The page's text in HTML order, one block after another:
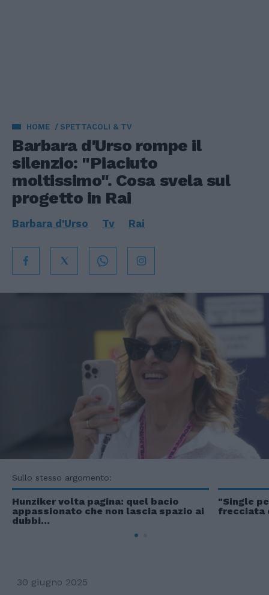
HOME SPETTACOLI & TV
Barbara d'Urso rompe il
silenzio: "Piaciuto
moltissimo". Cosa svela sul
progetto in Rai
Barbara d'Urso Tv Rai
Sullo stesso argomento:
Hunziker volta pagina: quel bacio
appassionato che non lascia spazio ai
dubbi...
"Single
frecciata
30 giugno 2025